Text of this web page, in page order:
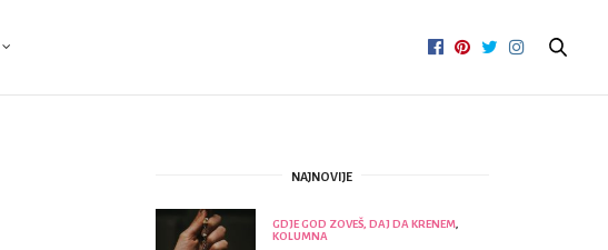
NAJNOVIJE
GDJE GOD ZOVEŠ, DAJ DA KRENEM,
KOLUMNA